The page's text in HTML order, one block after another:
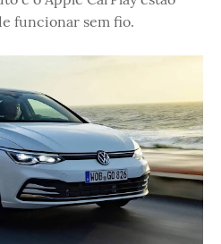
funcionar sem fio.